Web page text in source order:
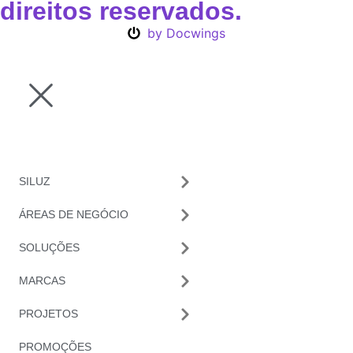
direitos reservados.
by Docwings
SILUZ
ÁREAS DE NEGÓCIO
SOLUÇÕES
MARCAS
PROJETOS
PROMOÇÕES